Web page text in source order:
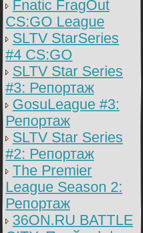
Fnatic FragOut
CS:GO League
SLTV StarSeries
#4 CS:GO
SLTV Star Series
#3: Репортаж
GosuLeague #3:
Репортаж
SLTV Star Series
#2: Репортаж
The Premier
League Season 2:
Репортаж
36ON.RU BATTLE